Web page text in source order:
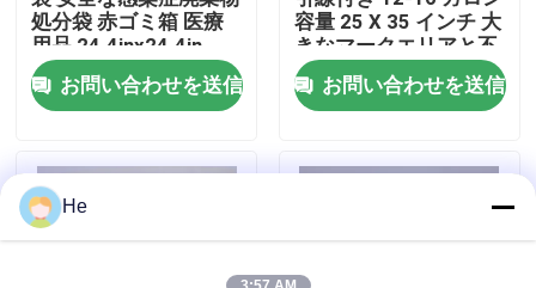
ニュース
95Kpa袋
処分袋 赤ゴミ箱 医療
用品 24.4inx24.4in
お問い合わせを送信
容量 25 X 35 インチ 大
きなマークエリアと不
妊指示パッチ
お問い合わせを送信
He